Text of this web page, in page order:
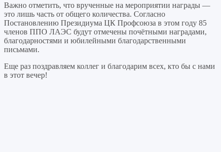
Важно отметить, что врученные на мероприятии награды —
это лишь часть от общего количества. Согласно
Постановлению Президиума ЦК Профсоюза в этом году 85
членов ППО ЛАЭС будут отмечены почётными наградами,
благодарностями и юбилейными благодарственными
письмами.
Еще раз поздравляем коллег и благодарим всех, кто бы с нами
в этот вечер!